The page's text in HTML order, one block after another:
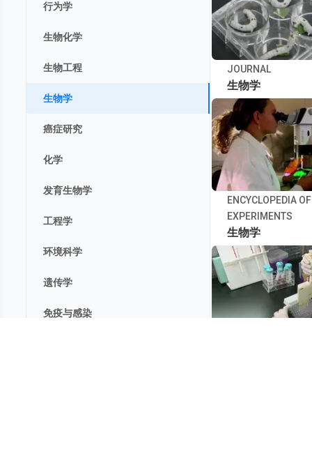
行为学
生物化学
生物工程
生物学
癌症研究
化学
发育生物学
工程学
环境科学
遗传学
免疫与感染
JOURNAL
生物学
ENCYCLOPEDIA OF
EXPERIMENTS
生物学